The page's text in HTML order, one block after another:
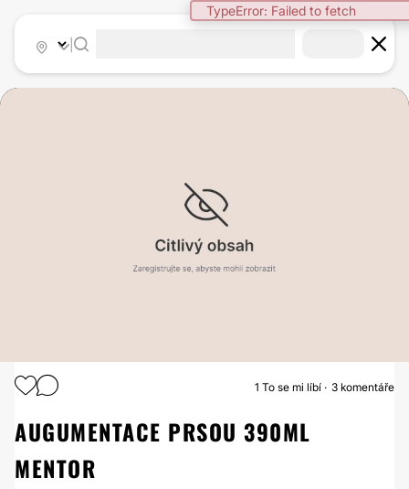
TypeError: Failed to fetch
ZVĚTŠENÍ PRSOU
1 To se mi líbí 3 komentáře
AUGUMENTACE PRSOU 390ML
MENTOR